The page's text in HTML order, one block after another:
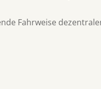
Fahrweise